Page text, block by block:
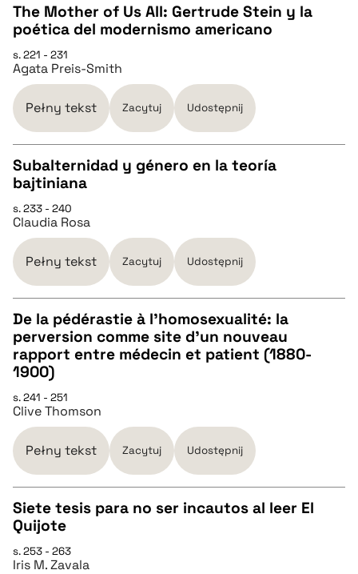
pobierz cytat
pobierz cytat
BIBTEX
pobierz cytat
The Mother of Us All: Gertrude Stein y la
poética del modernismo americano
s. 221 - 231
Agata Preis-Smith
Pełny tekst Zacytuj Udostępnij
CZYSTY TEKST
pobierz cytat
BIBTEX
pobierz cytat
Subalternidad y género en la teoría
bajtiniana
s. 233 - 240
Claudia Rosa
Pełny tekst Zacytuj Udostępnij
CZYSTY TEKST
pobierz cytat
BIBTEX
pobierz cytat
De la pédérastie à l’homosexualité: la
perversion comme site d’un nouveau
rapport entre médecin et patient (1880-
1900)
s. 241 - 251
Clive Thomson
Pełny tekst Zacytuj Udostępnij
CZYSTY TEKST
Siete tesis para no ser incautos al leer El
Quijote
s. 253 - 263
Iris M. Zavala